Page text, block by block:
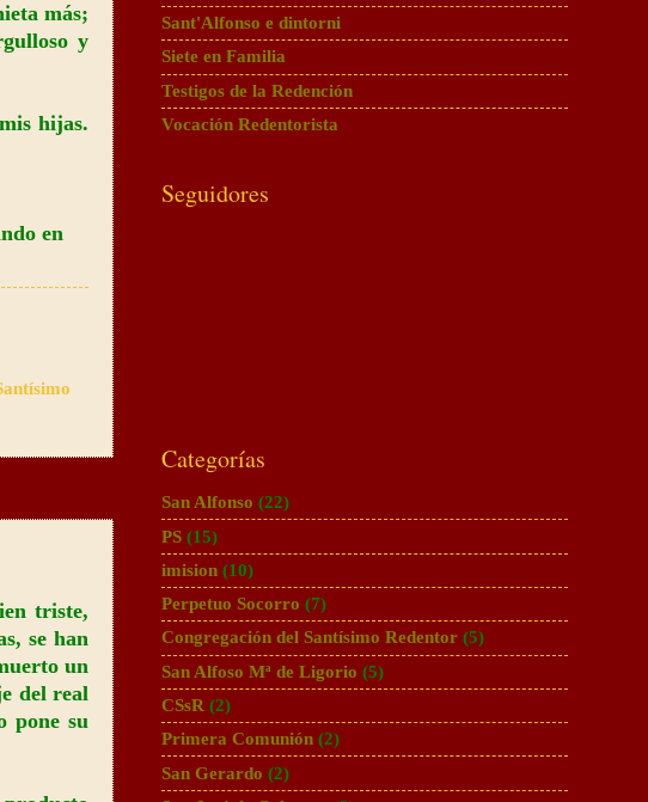
más;
y
hijas.
en
triste,
se han
un
del real
pone su
Sant'Alfonso e dintorni
Siete en Familia
Testigos de la Redención
Vocación Redentorista
Seguidores
Categorías
San Alfonso (22)
PS (15)
imision (10)
Perpetuo Socorro (7)
Congregación del Santísimo Redentor (5)
San Alfoso Mª de Ligorio (5)
CSsR (2)
Primera Comunión (2)
San Gerardo (2)